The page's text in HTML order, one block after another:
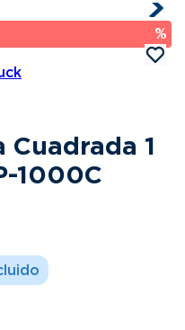
1
1000C